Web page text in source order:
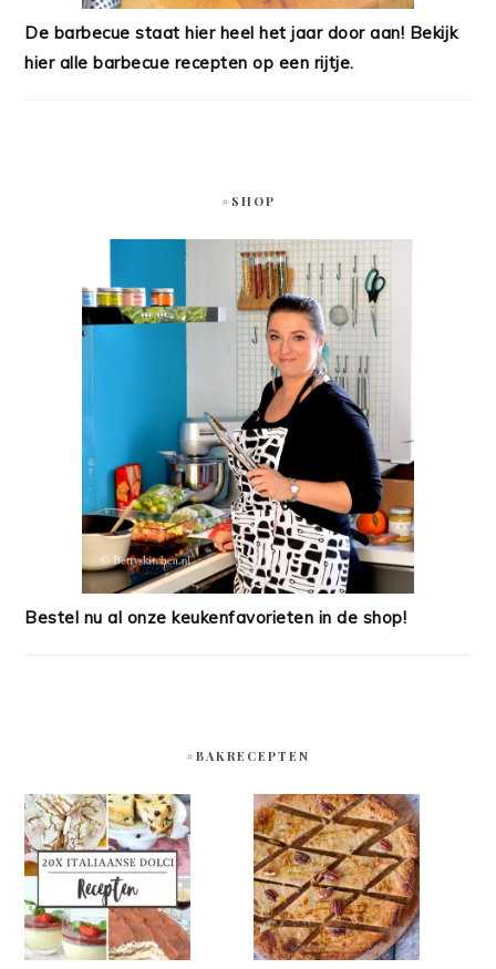
De barbecue staat hier heel het jaar door aan! Bekijk
hier alle barbecue recepten op een rijtje.
#SHOP
Bestel nu al onze keukenfavorieten in de shop!
#BAKRECEPTEN